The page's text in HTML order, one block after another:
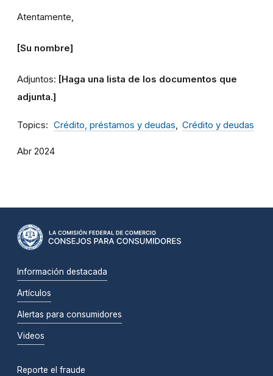
Atentamente,
[Su nombre]
Adjuntos: [Haga una lista de los documentos que
adjunta.]
Topics Crédito, préstamos y deudas Crédito y deudas
Abr 2024
Información destacada
Artículos
Alertas para consumidores
Videos
Reporte el fraude